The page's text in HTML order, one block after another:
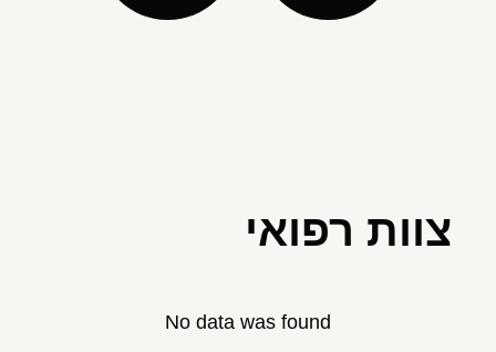
צוות רפואי
No data was found